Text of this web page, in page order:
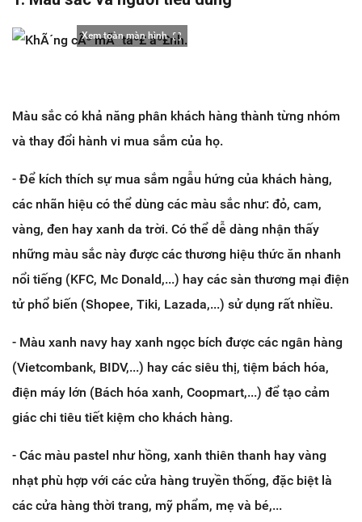
Xem toàn màn hình
Màu sắc có khả năng phân khách hàng thành từng nhóm
và thay đổi hành vi mua sắm của họ.
- Để kích thích sự mua sắm ngẫu hứng của khách hàng,
các nhãn hiệu có thể dùng các màu sắc như: đỏ, cam,
vàng, đen hay xanh da trời. Có thể dễ dàng nhận thấy
những màu sắc này được các thương hiệu thức ăn nhanh
nổi tiếng (KFC, Mc Donald,...) hay các sàn thương mại điện
tử phổ biến (Shopee, Tiki, Lazada,...) sử dụng rất nhiều.
- Màu xanh navy hay xanh ngọc bích được các ngân hàng
(Vietcombank, BIDV,...) hay các siêu thị, tiệm bách hóa,
điện máy lớn (Bách hóa xanh, Coopmart,...) để tạo cảm
giác chi tiêu tiết kiệm cho khách hàng.
- Các màu pastel như hồng, xanh thiên thanh hay vàng
nhạt phù hợp với các cửa hàng truyền thống, đặc biệt là
các cửa hàng thời trang, mỹ phẩm, mẹ và bé,...